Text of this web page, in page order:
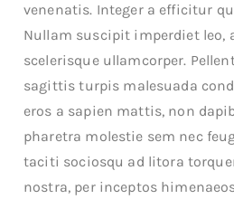
venenatis. Integer a efficitur
Nullam suscipit imperdiet leo,
scelerisque ullamcorper.
sagittis turpis malesuada
eros a sapien mattis, non
pharetra molestie sem nec
taciti sociosqu ad litora
nostra, per inceptos